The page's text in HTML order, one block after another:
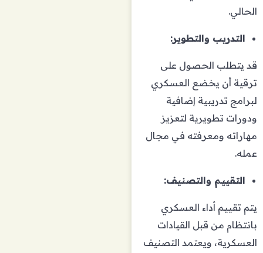
الحالي.
التدريب والتطوير:
قد يتطلب الحصول على
ترقية أن يخضع العسكري
لبرامج تدريبية إضافية
ودورات تطويرية لتعزيز
مهاراته ومعرفته في مجال
عمله.
التقييم والتصنيف:
يتم تقييم أداء العسكري
بانتظام من قبل القيادات
العسكرية، ويعتمد التصنيف